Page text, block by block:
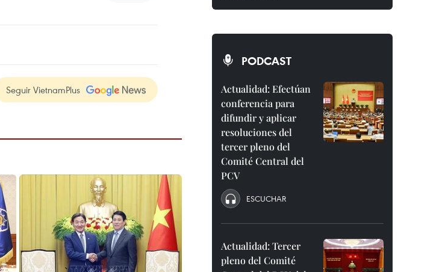
Seguir VietnamPlus
PODCAST
Actualidad: Efectúan
conferencia para
difundir y aplicar
resoluciones del
tercer pleno del
Comité Central del
PCV
ESCUCHAR
Actualidad: Tercer
pleno del Comité